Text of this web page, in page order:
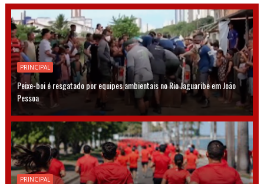
PRINCIPAL
Peixe-boi é resgatado por equipes ambientais no Rio Jaguaribe em João
Pessoa
PRINCIPAL